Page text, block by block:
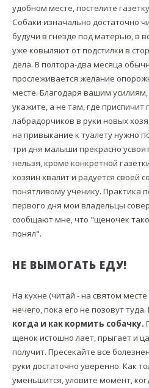
удобном месте, постелите
Собаки изначально достаточно
будучи в гнезде под матерью, в
уже ковыляют от подстилки в
дела. В полтора-два месяца
прослеживается желание
месте. Благодаря вашим
укажите, а не там, где
лабрадорчиков в руки новых
на привыкание к туалету нужно
три дня малыши прекрасно
нельзя, кроме конкретной
хозяин хвалит и радуется своей
понятливому ученику. Практика
первого дня мои владельцы
сообщают мне, что "щеночек
понял".
НЕ ВЫМОГАТЬ ЕДУ!
На кухне (читай - на святом
нечего, пока его не позовут
когда и как кормить собачку.
щенок истошно лает, прыгает и
получит. Пресекайте все
руки достаточно уверенно. Как
уменьшится, уловите момент,